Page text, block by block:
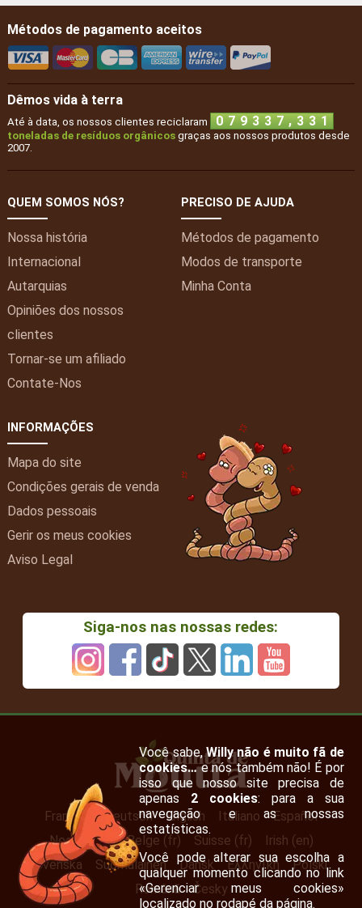
Métodos de pagamento aceitos
Dêmos vida à terra
Até à data, os nossos clientes reciclaram 0 7 9 3 3 7 , 3 3 1
toneladas de resíduos orgânicosgraças aos nossos produtos desde
2007.
QUEM SOMOS NÓS?
Nossa história
Internacional
Autarquias
Opiniões dos nossos
clientes
Tornar-se um afiliado
Contate-Nos
PRECISO DE AJUDA
Métodos de pagamento
Modos de transporte
Minha Conta
INFORMAÇÕES
Mapa do site
Condições gerais de venda
Dados pessoais
Gerir os meus cookies
Aviso Legal
Siga-nos nas nossas redes:
Français Deutsch English Italiano
Español
Nederlands
Belge (fr) Suisse (fr)
Irish (en)
Svenska
Suomalainen Dansk Ελληνική
Polski
Română
Česky
Você sabe,Willy não é muito fã de
cookies…e nós também não! É por
isso que nosso site precisa de
apenas 2 cookies: para a sua
navegação e as nossas
estatísticas.
Você pode alterar sua escolha a
qualquer momento clicando no link
«Gerenciar meus cookies»
localizado no rodapé da página.